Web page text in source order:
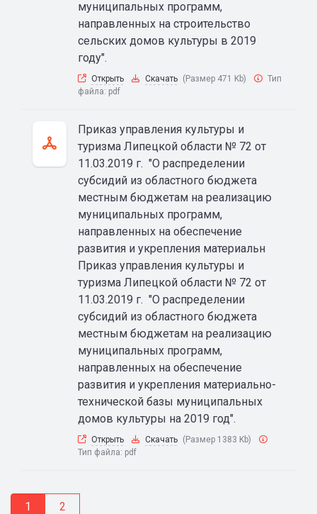
муниципальных программ,
направленных на строительство
сельских домов культуры в 2019
году".
Открыть Скачать (Размер 471 Kb)
Тип
файла: pdf
Приказ управления культуры и
туризма Липецкой области № 72 от
11.03.2019 г. "О распределении
субсидий из областного бюджета
местным бюджетам на реализацию
муниципальных программ,
направленных на обеспечение
развития и укрепления материальн
Приказ управления культуры и
туризма Липецкой области № 72 от
11.03.2019 г. "О распределении
субсидий из областного бюджета
местным бюджетам на реализацию
муниципальных программ,
направленных на обеспечение
развития и укрепления материально-
технической базы муниципальных
домов культуры на 2019 год".
Открыть Скачать (Размер 1383 Kb)
Тип файла: pdf
1 2